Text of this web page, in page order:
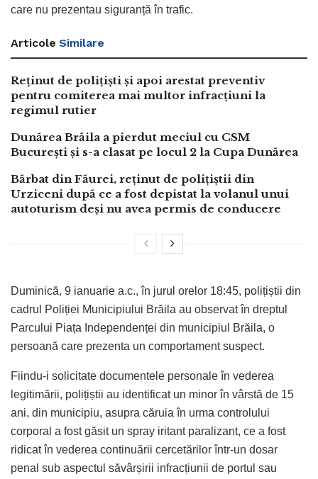
care nu prezentau siguranță în trafic.
Articole Similare
Reținut de polițiști și apoi arestat preventiv
pentru comiterea mai multor infracțiuni la
regimul rutier
Dunărea Brăila a pierdut meciul cu CSM
București și s-a clasat pe locul 2 la Cupa Dunărea
Bărbat din Făurei, reținut de polițiștii din
Urziceni după ce a fost depistat la volanul unui
autoturism deși nu avea permis de conducere
Duminică, 9 ianuarie a.c., în jurul orelor 18:45, polițiștii din
cadrul Poliției Municipiului Brăila au observat în dreptul
Parcului Piața Independenței din municipiul Brăila, o
persoană care prezenta un comportament suspect.
Fiindu-i solicitate documentele personale în vederea
legitimării, polițiștii au identificat un minor în vârstă de 15
ani, din municipiu, asupra căruia în urma controlului
corporal a fost găsit un spray iritant paralizant, ce a fost
ridicat în vederea continuării cercetărilor într-un dosar
penal sub aspectul săvârșirii infracțiunii de portul sau